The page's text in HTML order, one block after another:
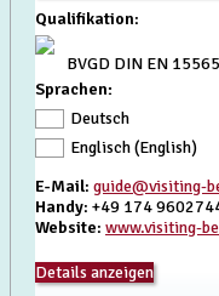
Qualifikation:
BVGD DIN EN 15565
Sprachen:
Deutsch
Englisch (English)
E-Mail: guide@visiting-
Handy: +49 174
Website: www.visiting-
Details anzeigen